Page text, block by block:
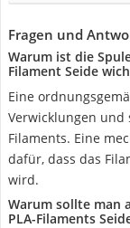
Fragen und
Warum ist die
Filament Seide
Eine
Verwicklungen und
Filaments. Eine
dafür, dass das
wird.
Warum sollte man
PLA-Filaments